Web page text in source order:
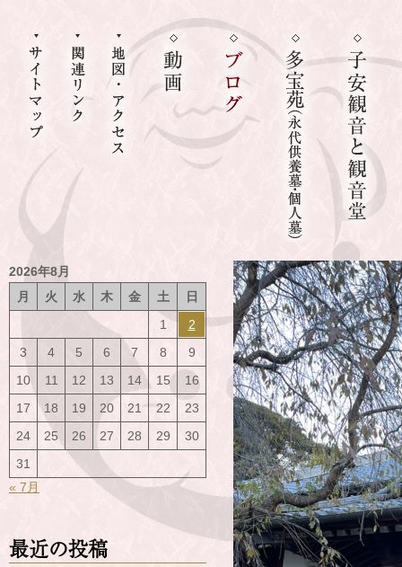
2026年8月
月
火 水 木 金 土
日
1
2
3
4 5 6 7 8
9
10
11 12 13 14 15
16
17
18 19 20 21 22
23
24
25 26 27 28 29
30
31
« 7月
最近の投稿